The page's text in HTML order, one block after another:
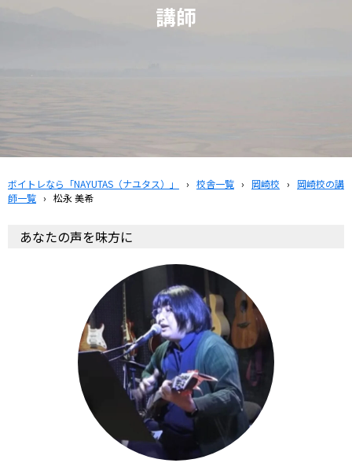
講師
ボイトレなら「NAYUTAS（ナユタス）」 › 校舎一覧 › 岡崎校 ›
岡崎校の講
師一覧 › 松永 美希
あなたの声を味方に